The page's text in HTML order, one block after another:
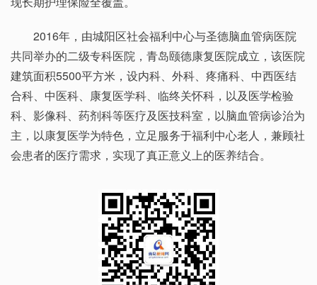
2016年，由城阳区社会福利中心与圣德脑血管病医院
共同举办的二级专科医院，青岛颐德康复医院成立，该医院
建筑面积5500平方米，设内科、外科、疼痛科、中西医结
合科、中医科、康复医学科、临终关怀科，以及医学检验
科、影像科、药剂科等医疗及医技科室，以脑血管病诊治为
主，以康复医学为特色，立足服务于福利中心老人，兼顾社
会患者的医疗需求，实现了真正意义上的医养结合。